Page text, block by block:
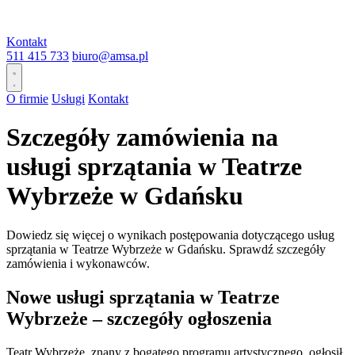
Kontakt
511 415 733 biuro@amsa.pl
O firmie Usługi Kontakt
Szczegóły zamówienia na
usługi sprzątania w Teatrze
Wybrzeże w Gdańsku
Dowiedz się więcej o wynikach postępowania dotyczącego usług
sprzątania w Teatrze Wybrzeże w Gdańsku. Sprawdź szczegóły
zamówienia i wykonawców.
Nowe usługi sprzątania w Teatrze
Wybrzeże – szczegóły ogłoszenia
Teatr Wybrzeże, znany z bogatego programu artystycznego, ogłosił